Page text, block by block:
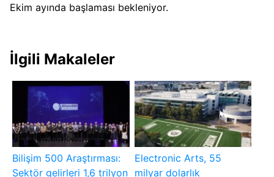
Ekim ayında başlaması bekleniyor.
İlgili Makaleler
Bilişim 500 Araştırması:
Sektör gelirleri 1,6 trilyon
Electronic Arts, 55
milyar dolarlık